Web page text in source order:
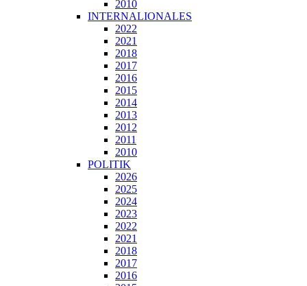
2010
INTERNALIONALES
2022
2021
2018
2017
2016
2015
2014
2013
2012
2011
2010
POLITIK
2026
2025
2024
2023
2022
2021
2018
2017
2016